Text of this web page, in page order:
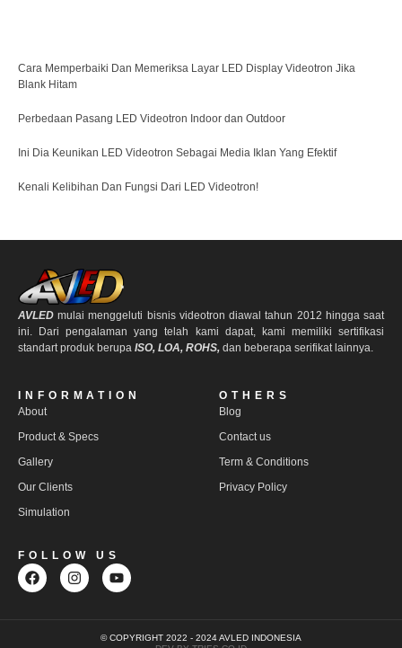
Cara Memperbaiki Dan Memeriksa Layar LED Display Videotron Jika
Blank Hitam
Perbedaan Pasang LED Videotron Indoor dan Outdoor
Ini Dia Keunikan LED Videotron Sebagai Media Iklan Yang Efektif
Kenali Kelibihan Dan Fungsi Dari LED Videotron!
AVLED mulai menggeluti bisnis videotron diawal tahun 2012 hingga saat
ini. Dari pengalaman yang telah kami dapat, kami memiliki sertifikasi
standart produk berupa ISO, LOA, ROHS, dan beberapa serifikat lainnya.
INFORMATION
About
Product & Specs
Gallery
Our Clients
Simulation
OTHERS
Blog
Contact us
Term & Conditions
Privacy Policy
FOLLOW US
© COPYRIGHT 2022 - 2024 AVLED INDONESIA